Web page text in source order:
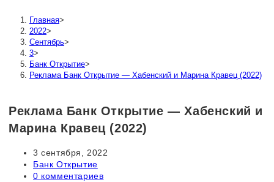
Главная>
2022>
Сентябрь>
3>
Банк Открытие>
Реклама Банк Открытие — Хабенский и Марина Кравец (2022)
Реклама Банк Открытие — Хабенский и
Марина Кравец (2022)
Запись
опубликована:
3 сентября, 2022
Рубрика
записи:
Банк Открытие
Комментарии
0 комментариев